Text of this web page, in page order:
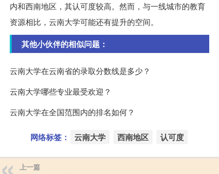
内和西南地区，其认可度较高。然而，与一线城市的教育
资源相比，云南大学可能还有提升的空间。
其他小伙伴的相似问题：
云南大学在云南省的录取分数线是多少？
云南大学哪些专业最受欢迎？
云南大学在全国范围内的排名如何？
网络标签： 云南大学 西南地区 认可度
上一篇